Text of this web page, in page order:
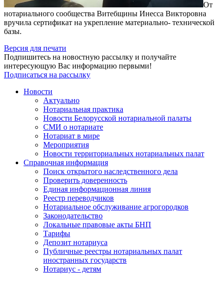
От
нотариального сообщества Витебщины Инесса Викторовна
вручила сертификат на укрепление материально- технической
базы.
Версия для печати
Подпишитесь на новостную рассылку и получайте
интересующую Вас информацию первыми!
Подписаться на рассылку
Новости
Актуально
Нотариальная практика
Новости Белорусской нотариальной палаты
СМИ о нотариате
Нотариат в мире
Мероприятия
Новости территориальных нотариальных палат
Справочная информация
Поиск открытого наследственного дела
Проверить доверенность
Единая информационная линия
Реестр переводчиков
Нотариальное обслуживание агрогородков
Законодательство
Локальные правовые акты БНП
Тарифы
Депозит нотариуса
Публичные реестры нотариальных палат
иностранных государств
Нотариус - детям